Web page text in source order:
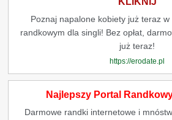
Poznaj napalone kobiety już teraz
randkowym dla singli! Bez opłat,
już teraz!
https://erodate.pl
Najlepszy Portal
Darmowe randki internetowe i